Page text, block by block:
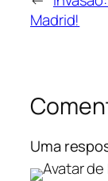
Madrid!
Uma